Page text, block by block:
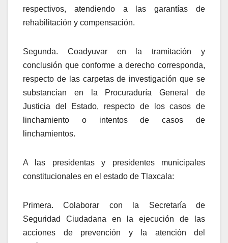
respectivos, atendiendo a las garantías de
rehabilitación y compensación.
Segunda.
Coadyuvar en la tramitación y
conclusión que conforme a derecho corresponda,
respecto de las carpetas de investigación que se
substancian en la Procuraduría General de
Justicia del Estado, respecto de los casos de
linchamiento o intentos de casos de
linchamientos.
A las presidentas y presidentes municipales
constitucionales en el estado de Tlaxcala:
Primera.
Colaborar con la Secretaría de
Seguridad Ciudadana en
la ejecución de las
acciones de
prevención y la atención del